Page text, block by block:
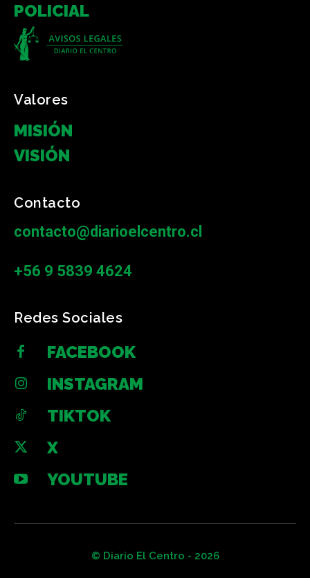
POLICIAL
Valores
MISIÓN
VISIÓN
Contacto
contacto@diarioelcentro.cl
+56 9 5839 4624
Redes Sociales
FACEBOOK
INSTAGRAM
TIKTOK
X
YOUTUBE
© Diario El Centro - 2026